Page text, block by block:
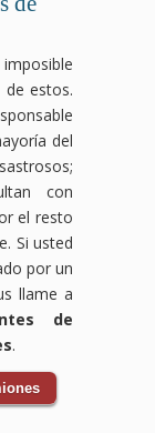
estos.
del
con
el resto
Si usted
por un
llame a
de
.